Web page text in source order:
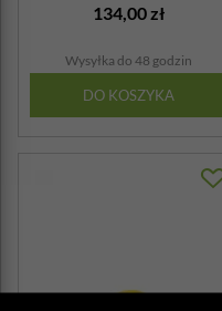
Cirrus
134,00 zł
Wysyłka do 48 godzin
DO KOSZYKA